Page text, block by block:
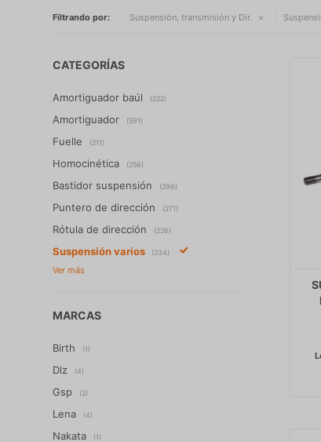
Filtrando por: Suspensión, transmisión y Dir.
CATEGORÍAS
Amortiguador baúl (222)
Amortiguador (591)
Fuelle (211)
Homocinética (256)
Bastidor suspensión (296)
Puntero de dirección (271)
Rótula de dirección (226)
Suspensión varios (234)
MARCAS
Birth (1)
Dlz (4)
Gsp (2)
Lena (4)
Nakata (1)